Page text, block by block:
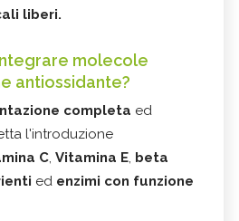
liberi.
molecole
antiossidante?
completa ed
l'introduzione
C, Vitamina E, beta
ed enzimi con funzione